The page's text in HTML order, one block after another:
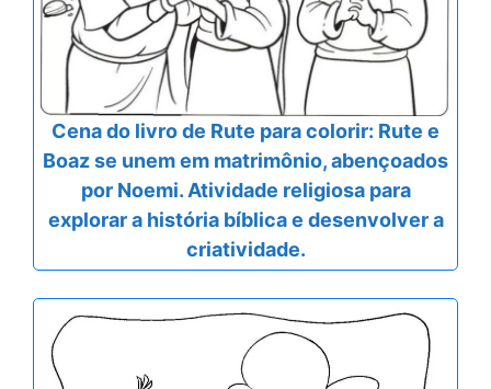
Cena do livro de Rute para colorir: Rute e
Boaz se unem em matrimônio, abençoados
por Noemi. Atividade religiosa para
explorar a história bíblica e desenvolver a
criatividade.